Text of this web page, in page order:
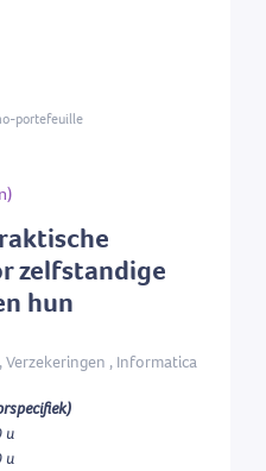
zelfstandige
hun
, Informatica
u
u
portefeuille